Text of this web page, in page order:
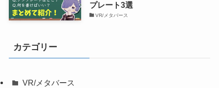
プレート3選
VR/メタバース
カテゴリー
VR/メタバース